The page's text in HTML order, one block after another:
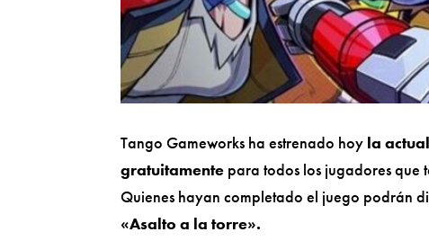
Tango Gameworks ha estrenado hoy la
gratuitamente para todos los jugadores que
Quienes hayan completado el juego podrán
«Asalto a la torre».